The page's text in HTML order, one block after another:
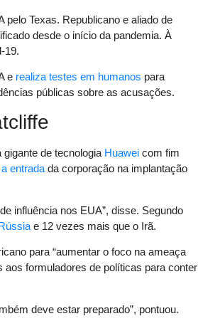
Texas. Republicano e aliado de
desde o início da pandemia. À
19.
e realiza testes em humanos para
públicas sobre as acusações.
de tecnologia Huawei com fim
entradada corporação na implantação
influência nos EUA”, disse. Segundo
e 12 vezes mais que o Irã.
para “aumentar o foco na ameaça
formuladores de políticas para conter
deve estar preparado”, pontuou.